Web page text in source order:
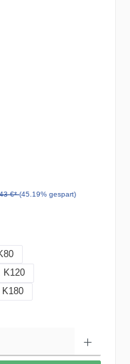
€*(45.19% gespart)
K120
K180